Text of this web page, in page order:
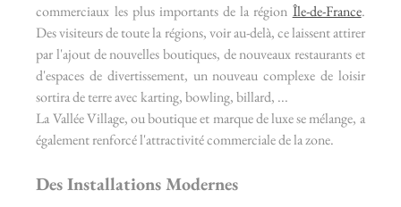
commerciaux les plus importants de la région Île-de-France.
Des visiteurs de toute la régions, voir au-delà, ce laissent attirer
par l'ajout de nouvelles boutiques, de nouveaux restaurants et
d'espaces de divertissement, un nouveau complexe de loisir
sortira de terre avec karting, bowling, billard, ...
La Vallée Village, ou boutique et marque de luxe se mélange, a
également renforcé l'attractivité commerciale de la zone.
Des Installations Modernes